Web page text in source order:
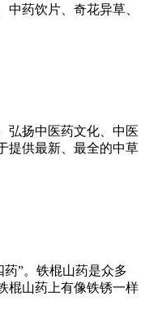
药饮片、奇花异草、
弘扬中医药文化、中医
提供最新、最全的中草
”。铁棍山药是众多
棍山药上有像铁锈一样